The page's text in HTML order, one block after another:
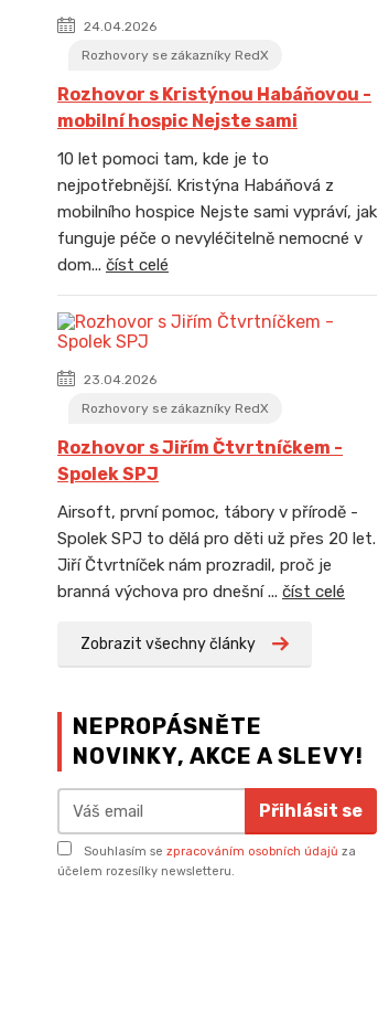
24.04.2026
Rozhovory se zákazníky RedX
Rozhovor s Kristýnou Habáňovou -
mobilní hospic Nejste sami
10 let pomoci tam, kde je to
nejpotřebnější. Kristýna Habáňová z
mobilního hospice Nejste sami vypráví, jak
funguje péče o nevyléčitelně nemocné v
dom... číst celé
23.04.2026
Rozhovory se zákazníky RedX
Rozhovor s Jiřím Čtvrtníčkem -
Spolek SPJ
Airsoft, první pomoc, tábory v přírodě -
Spolek SPJ to dělá pro děti už přes 20 let.
Jiří Čtvrtníček nám prozradil, proč je
branná výchova pro dnešní ... číst celé
Zobrazit všechny články
NEPROPÁSNĚTE
NOVINKY, AKCE A SLEVY!
Přihlásit se
Souhlasím se zpracováním osobních údajů za
účelem rozesílky newsletteru.